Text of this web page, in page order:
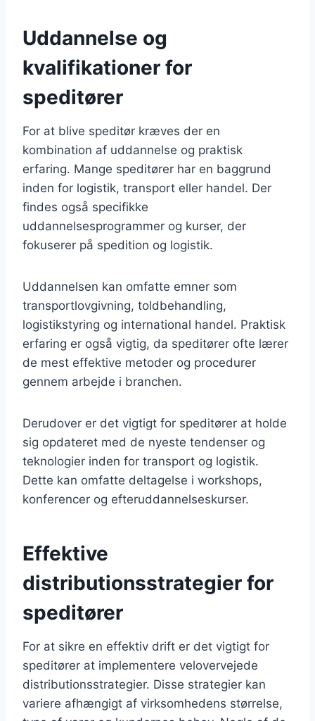
Uddannelse og
kvalifikationer for
speditører
For at blive speditør kræves der en
kombination af uddannelse og praktisk
erfaring. Mange speditører har en baggrund
inden for logistik, transport eller handel. Der
findes også specifikke
uddannelsesprogrammer og kurser, der
fokuserer på spedition og logistik.
Uddannelsen kan omfatte emner som
transportlovgivning, toldbehandling,
logistikstyring og international handel. Praktisk
erfaring er også vigtig, da speditører ofte lærer
de mest effektive metoder og procedurer
gennem arbejde i branchen.
Derudover er det vigtigt for speditører at holde
sig opdateret med de nyeste tendenser og
teknologier inden for transport og logistik.
Dette kan omfatte deltagelse i workshops,
konferencer og efteruddannelseskurser.
Effektive
distributionsstrategier for
speditører
For at sikre en effektiv drift er det vigtigt for
speditører at implementere velovervejede
distributionsstrategier. Disse strategier kan
variere afhængigt af virksomhedens størrelse,